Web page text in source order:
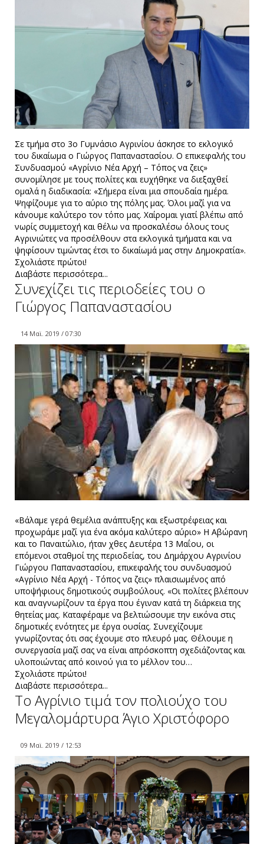
Σε τμήμα στο 3ο Γυμνάσιο Αγρινίου άσκησε το εκλογικό
του δικαίωμα ο Γιώργος Παπαναστασίου. Ο επικεφαλής του
Συνδυασμού «Αγρίνιο Νέα Αρχή – Τόπος να ζεις»
συνομίλησε με τους πολίτες και ευχήθηκε να διεξαχθεί
ομαλά η διαδικασία: «Σήμερα είναι μια σπουδαία ημέρα.
Ψηφίζουμε για το αύριο της πόλης μας. Όλοι μαζί για να
κάνουμε καλύτερο τον τόπο μας. Χαίρομαι γιατί βλέπω από
νωρίς συμμετοχή και θέλω να προσκαλέσω όλους τους
Αγρινιώτες να προσέλθουν στα εκλογικά τμήματα και να
ψηφίσουν τιμώντας έτσι το δικαίωμά μας στην Δημοκρατία».
Σχολιάστε πρώτοι!
Διαβάστε περισσότερα...
Συνεχίζει τις περιοδείες του ο
Γιώργος Παπαναστασίου
14 Μαϊ. 2019 / 07:30
«Βάλαμε γερά θεμέλια ανάπτυξης και εξωστρέφειας και
προχωράμε μαζί για ένα ακόμα καλύτερο αύριο» Η Αβώρανη
και το Παναιτώλιο, ήταν χθες Δευτέρα 13 Μαΐου, οι
επόμενοι σταθμοί της περιοδείας, του Δημάρχου Αγρινίου
Γιώργου Παπαναστασίου, επικεφαλής του συνδυασμού
«Αγρίνιο Νέα Αρχή - Τόπος να ζεις» πλαισιωμένος από
υποψήφιους δημοτικούς συμβούλους. «Οι πολίτες βλέπουν
και αναγνωρίζουν τα έργα που έγιναν κατά τη διάρκεια της
θητείας μας. Καταφέραμε να βελτιώσουμε την εικόνα στις
δημοτικές ενότητες με έργα ουσίας. Συνεχίζουμε
γνωρίζοντας ότι σας έχουμε στο πλευρό μας. Θέλουμε η
συνεργασία μαζί σας να είναι απρόσκοπτη σχεδιάζοντας και
υλοποιώντας από κοινού για το μέλλον του…
Σχολιάστε πρώτοι!
Διαβάστε περισσότερα...
Το Αγρίνιο τιμά τον πολιούχο του
Μεγαλομάρτυρα Άγιο Χριστόφορο
09 Μαϊ. 2019 / 12:53